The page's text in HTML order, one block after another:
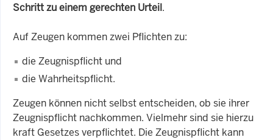
Schritt zu einem gerechten Urteil.
Auf Zeugen kommen zwei Pflichten zu:
die Zeugnispflicht und
die Wahrheitspflicht.
Zeugen können nicht selbst entscheiden, ob sie ihrer
Zeugnispflicht nachkommen. Vielmehr sind sie hierzu
kraft Gesetzes verpflichtet. Die Zeugnispflicht kann